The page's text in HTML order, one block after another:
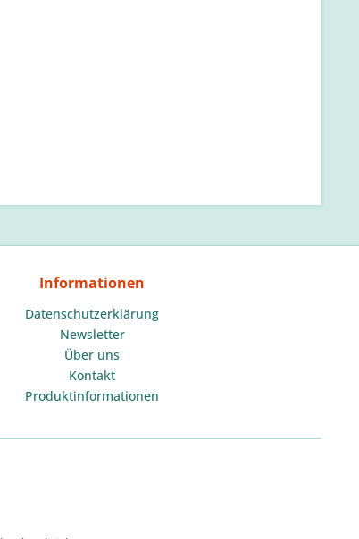
Informationen
Datenschutzerklärung
Newsletter
Über uns
Kontakt
Produktinformationen